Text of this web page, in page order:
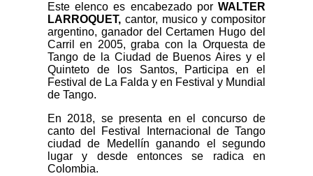
Este elenco es encabezado porWALTER
LARROQUET, cantor, musico y compositor
argentino, ganador del Certamen Hugo del
Carril en 2005, graba con la Orquesta de
Tango de la Ciudad de Buenos Aires y el
Quinteto de los Santos, Participa en el
Festival de La Falda y en Festival y Mundial
de Tango.
En 2018, se presenta en el concurso de
canto del Festival Internacional de Tango
ciudad de Medellín ganando el segundo
lugar y desde entonces se radica en
Colombia.